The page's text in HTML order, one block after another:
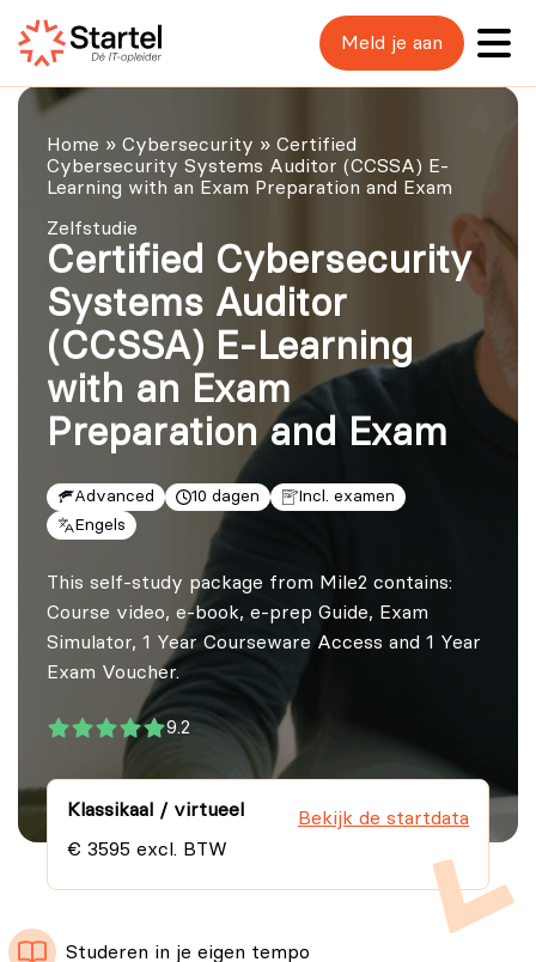
Meld je aan
Home » Cybersecurity » Certified
Cybersecurity Systems Auditor (CCSSA) E-
Learning with an Exam Preparation and Exam
Zelfstudie
Certified Cybersecurity
Systems Auditor
(CCSSA) E-Learning
with an Exam
Preparation and Exam
Advanced 10 dagen
Incl. examen
Engels
This self-study package from Mile2 contains:
Course video, e-book, e-prep Guide, Exam
Simulator, 1 Year Courseware Access and 1 Year
Exam Voucher.
9.2
Klassikaal / virtueel
€ 3595 excl. BTW
Bekijk de startdata
Studeren in je eigen tempo